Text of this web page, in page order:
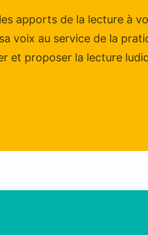
apports de la lecture à
voix au service de la
et proposer la lecture